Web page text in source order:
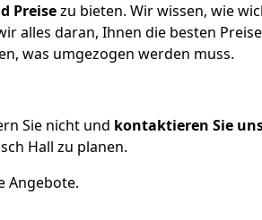
Preisezu bieten. Wir wissen, wie
alles daran, Ihnen die besten
was umgezogen werden muss.
Sie nicht und kontaktieren Sie
Hall zu planen.
Angebote.